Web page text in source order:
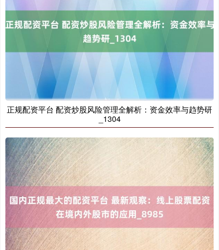
正规配资平台 配资炒股风险管理全解析：资金效率与趋势研
_1304